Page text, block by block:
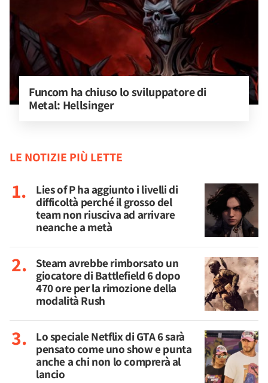
Funcom ha chiuso lo sviluppatore di
Metal: Hellsinger
LE NOTIZIE PIÙ LETTE
Lies of P ha aggiunto i livelli di
difficoltà perché il grosso del
team non riusciva ad arrivare
neanche a metà
Steam avrebbe rimborsato un
giocatore di Battlefield 6 dopo
470 ore per la rimozione della
modalità Rush
Lo speciale Netflix di GTA 6 sarà
pensato come uno show e punta
anche a chi non lo comprerà al
lancio